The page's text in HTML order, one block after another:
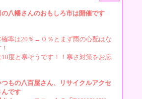
幡さんのおもしろ市は開催です
確率は20％→０％とまず雨の心配はな
度と寒そうです！！寒さ対策をお忘
もの八百屋さん、リサイクルアクセ
んです